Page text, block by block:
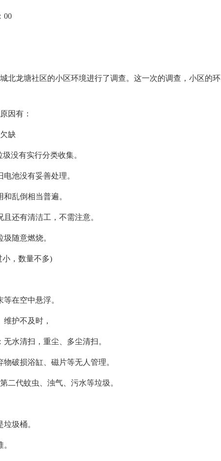
00
龙塘社区的小区环境进行了调查。这一次的调查，小区的环
因有：
缺
没有实行分类收集。
池没有妥善处理。
乱倒相当普遍。
还有清洁工，不需注意。
随意燃烧。
，数量不多)
在空中悬浮。
护不及时，
水清扫，重尘、多尘清扫。
破损浴缸、磁片等无人管理。
代蚊虫、浊气、污水等垃圾。
圾桶。